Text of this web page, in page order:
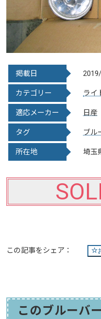
掲載日
カテゴリー ライ
適応メーカー 日産
タグ ブル
所在地 埼玉
この記事をシェア：
このブルーバ